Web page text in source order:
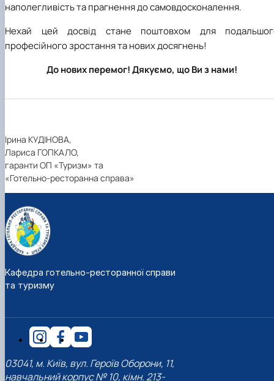
наполегливість та прагнення до самовдосконалення.
Нехай цей досвід стане поштовхом для
професійного зростання та нових досягнень!
До нових перемог! Дякуємо, що Ви з нами!
Ірина КУДІНОВА,
Лариса ГОПКАЛО,
гаранти ОП «Туризм» та
«Готельно-ресторанна справа»
Кафедра готельно-ресторанної справи
та туризму
03041, м. Київ, вул. Героїв Оборони, 11,
навчальний корпус № 10, кімн. 213-